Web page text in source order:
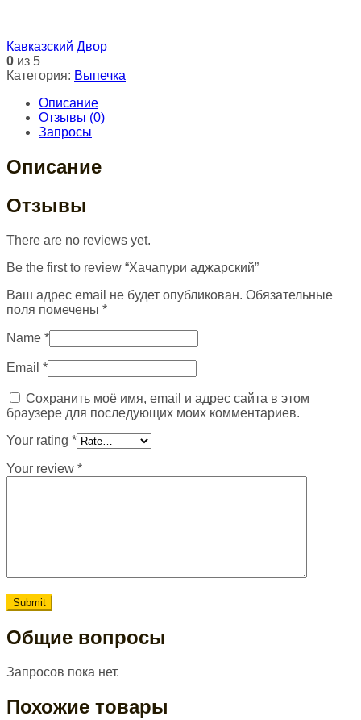
Кавказский Двор
0 из 5
Категория: Выпечка
Описание
Отзывы (0)
Запросы
Описание
Отзывы
There are no reviews yet.
Be the first to review “Хачапури аджарский”
Ваш адрес email не будет опубликован. Обязательные
поля помечены *
Name *
Email *
Сохранить моё имя, email и адрес сайта в этом
браузере для последующих моих комментариев.
Your rating *
Your review *
Общие вопросы
Запросов пока нет.
Похожие товары